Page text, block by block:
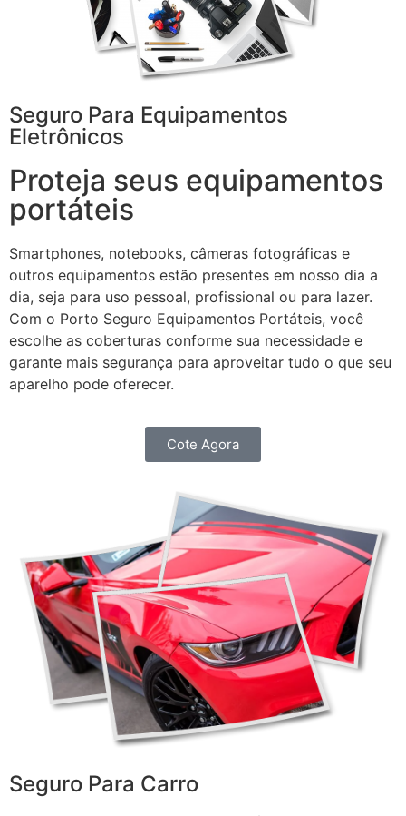
Seguro Para Equipamentos
Eletrônicos
Proteja seus equipamentos
portáteis
Smartphones, notebooks, câmeras fotográficas e
outros equipamentos estão presentes em nosso dia a
dia, seja para uso pessoal, profissional ou para lazer.
Com o Porto Seguro Equipamentos Portáteis, você
escolhe as coberturas conforme sua necessidade e
garante mais segurança para aproveitar tudo o que seu
aparelho pode oferecer.
Cote Agora
Seguro Para Carro